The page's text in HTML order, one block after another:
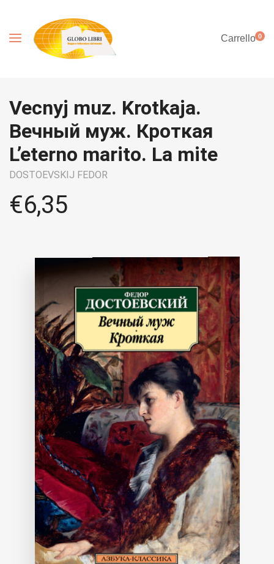
Carrello0
Vecnyj muz. Krotkaja.
Вечный муж. Кроткая
L’eterno marito. La mite
DOSTOEVSKIJ FEDOR
€6,35